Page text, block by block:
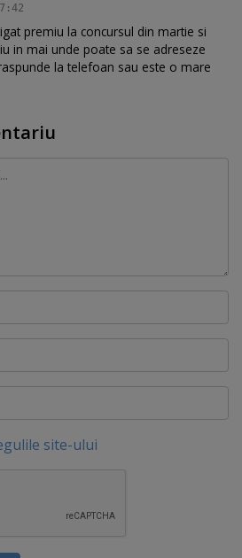
premiu la concursul din martie si
in mai unde poate sa se adreseze
la telefoan sau este o mare
site-ului